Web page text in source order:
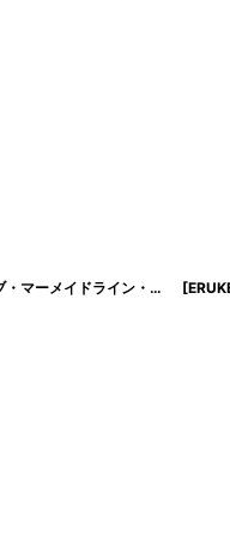
[韓国製][rinfarre]ベルベット・ワインレッド・キャップスリーブ・ハートネック・ノースリーブ・マーメイドライン・ロングドレス・ワンピース[黒木麗奈着用][送料無料]